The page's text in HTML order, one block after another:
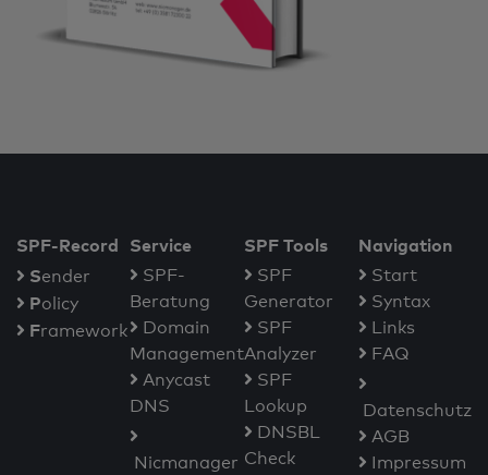
SPF-Record
Sender
Policy
Framework
Service
SPF-
Beratung
Domain
Management
Anycast
DNS
Nicmanager
SPF Tools
SPF
Generator
SPF
Analyzer
SPF
Lookup
DNSBL
Check
Navigation
Start
Syntax
Links
FAQ
Datenschutz
AGB
Impressum